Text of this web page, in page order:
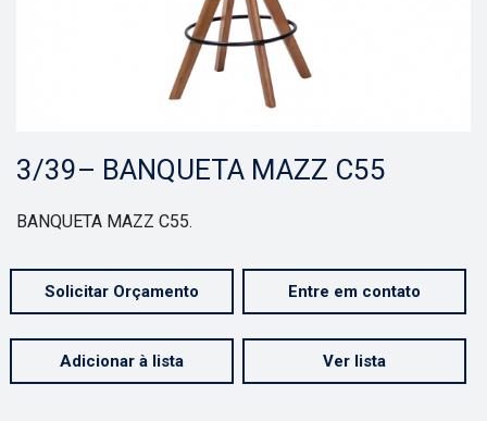
3/39– BANQUETA MAZZ C55
BANQUETA MAZZ C55.
Solicitar Orçamento Entre em contato
Adicionar à lista Ver lista